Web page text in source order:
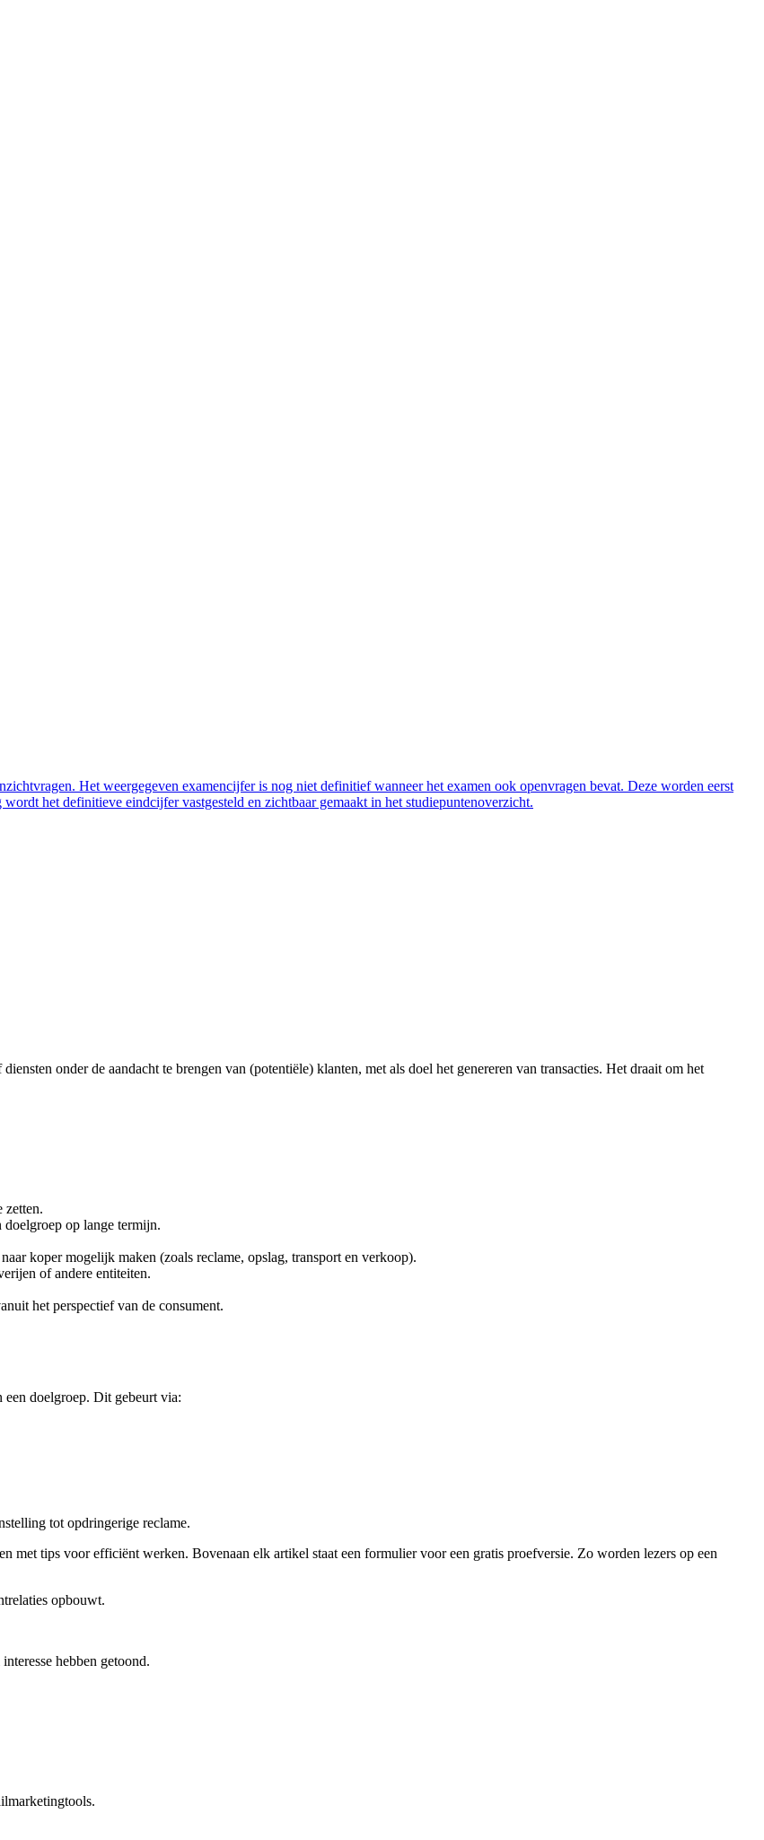
Het weergegeven examencijfer is nog niet definitief wanneer het examen ook openvragen bevat. Deze worden eerst
het definitieve eindcijfer vastgesteld en zichtbaar gemaakt in het studiepuntenoverzicht.
onder de aandacht te brengen van (potentiële) klanten, met als doel het genereren van transacties. Het draait om het
zetten.
op lange termijn.
koper mogelijk maken (zoals reclame, opslag, transport en verkoop).
of andere entiteiten.
het perspectief van de consument.
doelgroep. Dit gebeurt via:
tot opdringerige reclame.
met tips voor efficiënt werken. Bovenaan elk artikel staat een formulier voor een gratis proefversie. Zo worden lezers op een
opbouwt.
hebben getoond.